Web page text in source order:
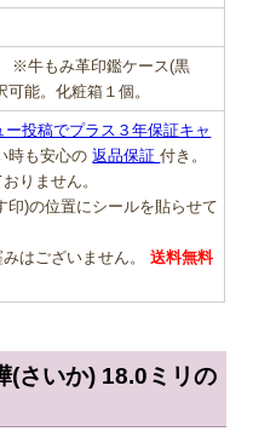
※牛もみ革印鑑ケース(黒
能。化粧箱１個。
ー投稿でプラス３年保証キャ
時も安心の返品保証付き。
りません。
印)の位置にシールを貼らせて
はございません。送料無料
(さいか) 18.0ミリの